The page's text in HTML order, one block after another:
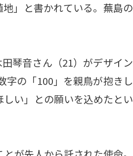
」と書かれている。蕪島の
琴音さん（21）がデザイン
字の「100」を親鳥が抱きし
い」との願いを込めたとい